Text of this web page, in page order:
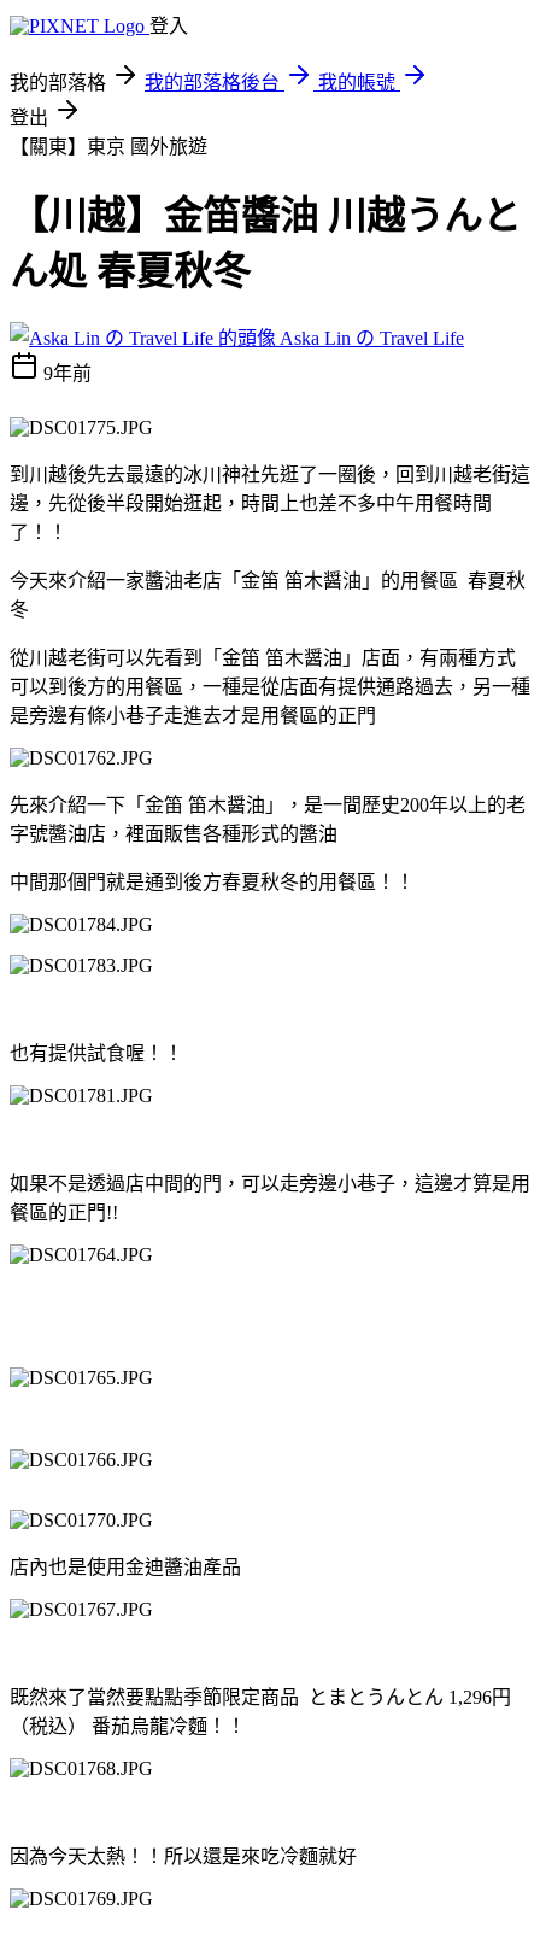
登入
我的部落格 我的部落格後台
我的帳號
登出
【關東】東京 國外旅遊
【川越】金笛醬油 川越うんと
ん処 春夏秋冬
Aska Lin の Travel Life
9年前
到川越後先去最遠的冰川神社先逛了一圈後，回到川越老街這
邊，先從後半段開始逛起，時間上也差不多中午用餐時間
了！！
今天來介紹一家醬油老店「金笛 笛木醤油」的用餐區 春夏秋
冬
從川越老街可以先看到「金笛 笛木醤油」店面，有兩種方式
可以到後方的用餐區，一種是從店面有提供通路過去，另一種
是旁邊有條小巷子走進去才是用餐區的正門
先來介紹一下「金笛 笛木醤油」，是一間歷史200年以上的老
字號醬油店，裡面販售各種形式的醬油
中間那個門就是通到後方春夏秋冬的用餐區！！
也有提供試食喔！！
如果不是透過店中間的門，可以走旁邊小巷子，這邊才算是用
餐區的正門!!
店內也是使用金迪醬油產品
既然來了當然要點點季節限定商品 とまとうんとん 1,296円
（税込） 番茄烏龍冷麵！！
因為今天太熱！！所以還是來吃冷麵就好